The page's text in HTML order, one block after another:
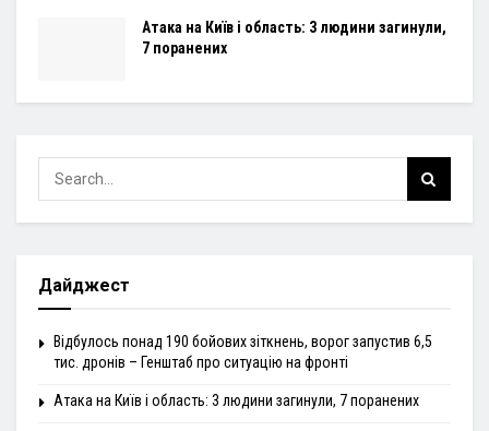
Атака на Київ і область: 3 людини загинули,
7 поранених
Дайджест
Відбулось понад 190 бойових зіткнень, ворог запустив 6,5
тис. дронів – Генштаб про ситуацію на фронті
Атака на Київ і область: 3 людини загинули, 7 поранених